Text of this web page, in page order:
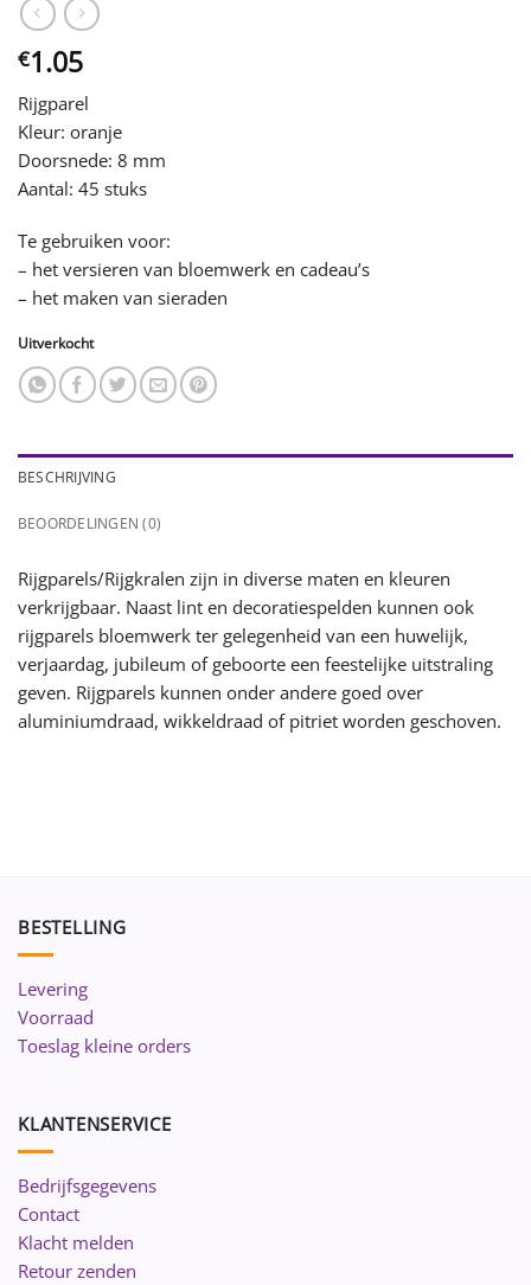
€1.05
Rijgparel
Kleur: oranje
Doorsnede: 8 mm
Aantal: 45 stuks
Te gebruiken voor:
– het versieren van bloemwerk en cadeau’s
– het maken van sieraden
Uitverkocht
BESCHRIJVING
BEOORDELINGEN (0)
Rijgparels/Rijgkralen zijn in diverse maten en kleuren
verkrijgbaar. Naast lint en decoratiespelden kunnen ook
rijgparels bloemwerk ter gelegenheid van een huwelijk,
verjaardag, jubileum of geboorte een feestelijke uitstraling
geven. Rijgparels kunnen onder andere goed over
aluminiumdraad, wikkeldraad of pitriet worden geschoven.
BESTELLING
Levering
Voorraad
Toeslag kleine orders
KLANTENSERVICE
Bedrijfsgegevens
Contact
Klacht melden
Retour zenden